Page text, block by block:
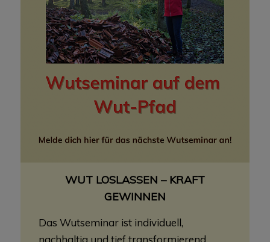
WUT LOSLASSEN – KRAFT
GEWINNEN
Das Wutseminar ist individuell,